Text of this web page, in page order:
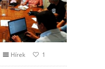
Hírek 1